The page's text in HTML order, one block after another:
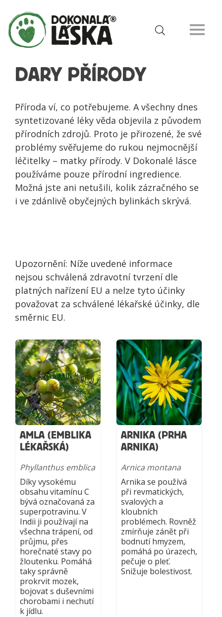
DARY PŘÍRODY
Příroda ví, co potřebujeme. A všechny dnes
syntetizované léky věda objevila z původem
přírodních zdrojů. Proto je přirozené, že své
problémy svěřujeme do rukou nejmocnější
léčitelky – matky přírody. V Dokonalé lásce
používáme pouze přírodní ingredience.
Možná jste ani netušili, kolik zázračného se
i ve zdánlivě obyčejných bylinkách skrývá.
Upozornění: Níže uvedené informace
nejsou schválená zdravotní tvrzení dle
platných nařízení EU a nelze tyto účinky
považovat za schválené lékařské účinky, dle
směrnic EU.
AMLA (EMBLIKA
LÉKAŘSKÁ)
Phyllanthus emblica
Díky vysokému
obsahu vitamínu C
bývá označovaná za
superpotravinu. V
Indii ji používají na
všechna trápení, od
průjmu, přes
horečnaté stavy po
žloutenku. Pomáhá
taky správně
prokrvit mozek,
bojovat s duševními
chorobami i nechutí
k jídlu.
ARNIKA (PRHA
ARNIKA)
Arnica montana
Arnika se používá
při revmatických,
svalových a
kloubních
problémech. Rovněž
zmírňuje zánět při
bodnutí hmyzem,
pomáhá po úrazech,
pečuje o pleť.
Snižuje bolestivost.